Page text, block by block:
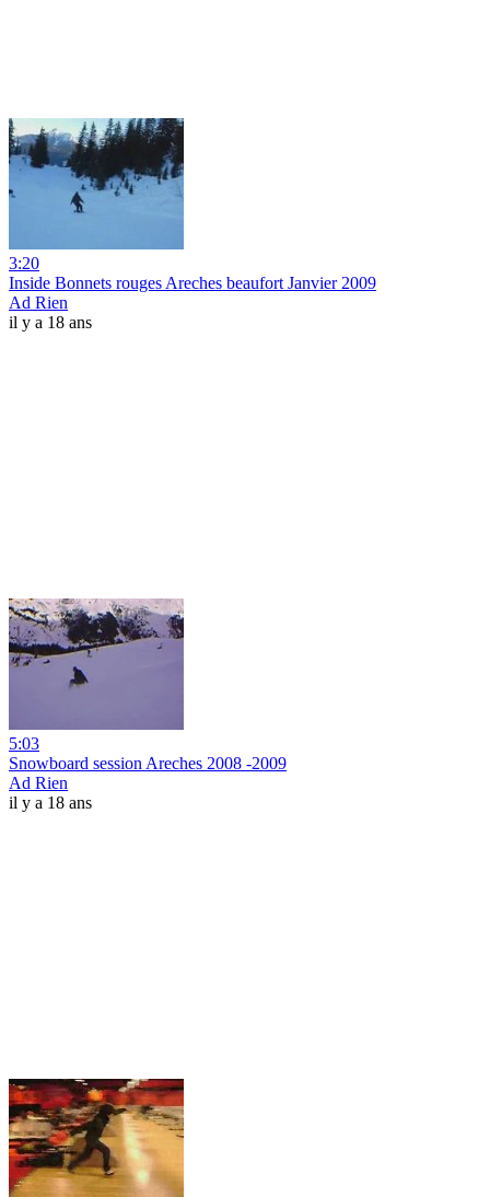
3:20
Inside Bonnets rouges Areches beaufort Janvier 2009
Ad Rien
il y a 18 ans
5:03
Snowboard session Areches 2008 -2009
Ad Rien
il y a 18 ans